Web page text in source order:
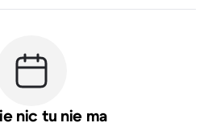
nic tu nie ma